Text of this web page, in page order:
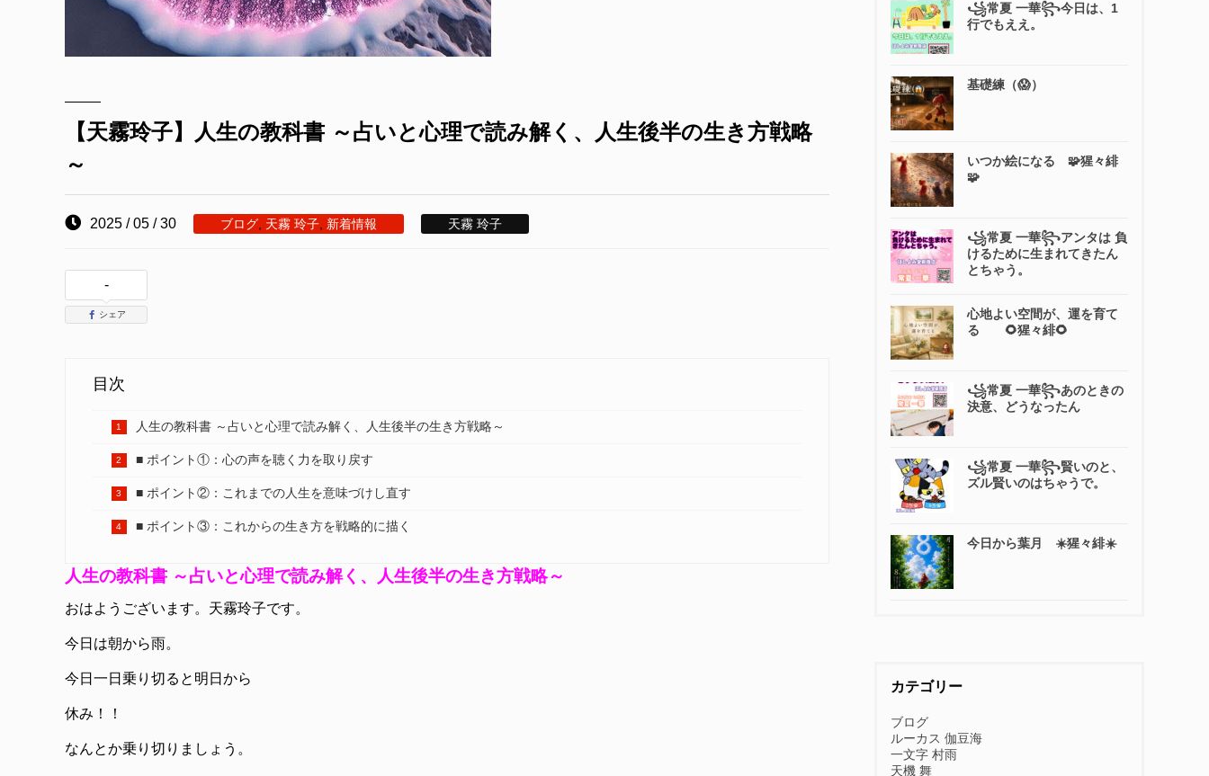
【天霧玲子】人生の教科書 ～占いと心理で読み解く、人生後半の生き方戦略
～
2025 / 05 / 30 ブログ 天霧 玲子 新着情報 天霧 玲子
-
シェア
目次
人生の教科書 ～占いと心理で読み解く、人生後半の生き方戦略～
■ ポイント①：心の声を聴く力を取り戻す
■ ポイント②：これまでの人生を意味づけし直す
■ ポイント③：これからの生き方を戦略的に描く
人生の教科書 ～占いと心理で読み解く、人生後半の生き方戦略～
おはようございます。天霧玲子です。
今日は朝から雨。
今日一日乗り切ると明日から
休み！！
なんとか乗り切りましょう。
꧁常夏 一華꧂今日は、1
行でもええ。
基礎練（😱）
いつか絵になる 🧩猩々緋
🧩
꧁常夏 一華꧂アンタは 負
けるために生まれてきたん
とちゃう。
心地よい空間が、運を育て
る 🌻猩々緋🌻
꧁常夏 一華꧂あのときの
決意、どうなったん
꧁常夏 一華꧂賢いのと、
ズル賢いのはちゃうで。
今日から葉月 ☀️猩々緋☀️
カテゴリー
ブログ
ルーカス 伽豆海
一文字 村雨
天機 舞